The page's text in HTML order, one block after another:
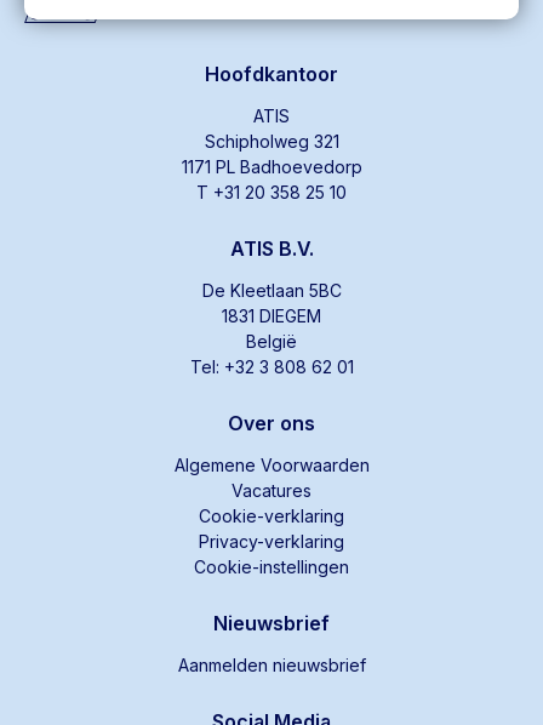
Hoofdkantoor
ATIS
Schipholweg 321
1171 PL Badhoevedorp
T +31 20 358 25 10
ATIS B.V.
De Kleetlaan 5BC
1831 DIEGEM
België
Tel: +32 3 808 62 01
Over ons
Algemene Voorwaarden
Vacatures
Cookie-verklaring
Privacy-verklaring
Cookie-instellingen
Nieuwsbrief
Aanmelden nieuwsbrief